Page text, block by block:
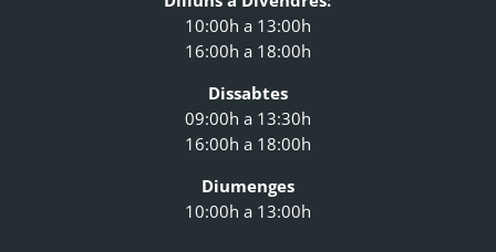
10:00h a 13:00h
16:00h a 18:00h
Dissabtes
09:00h a 13:30h
16:00h a 18:00h
Diumenges
10:00h a 13:00h